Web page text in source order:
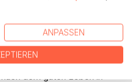
Geschehen wird
Kontext gestellt.
hoffnungsvolle
sind von ethisch-
ANPASSEN